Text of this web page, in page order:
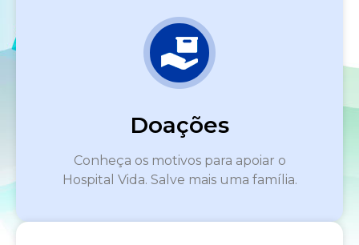
Doações
Conheça os motivos para apoiar o
Hospital Vida. Salve mais uma família.